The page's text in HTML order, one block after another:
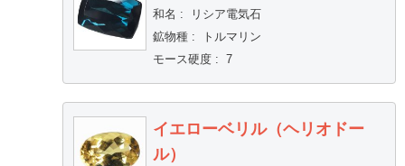
和名 :
リシア電気石
鉱物種:
トルマリン
モース硬度: 7
イエローベリル（ヘリオドー
ル）